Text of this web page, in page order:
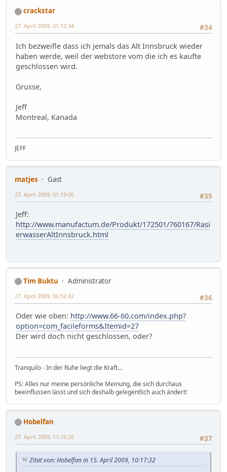
crackstar
#34
27. April 2009, 01:12:34
Ich bezweifle dass ich jemals das Alt Innsbruck wieder
haben werde, weil der webstore vom die ich es kaufte
geschlossen wird.
Grusse,
Jeff
Montreal, Kanada
JEFF
matjes
Gast
#35
27. April 2009, 01:19:06
Jeff:
http://www.manufactum.de/Produkt/172501/760167/Rasi
erwasserAltInnsbruck.html
Tim Buktu
Administrator
#36
27. April 2009, 06:52:42
Oder wie oben: http://www.66-60.com/index.php?
option=com_facileforms&Itemid=27
Der wird doch nicht geschlossen, oder?
Tranquilo - In der Ruhe liegt die Kraft...
PS: Alles nur meine persönliche Meinung, die sich durchaus
beeinflussen lässt und sich deshalb gelegentlich auch ändert!
Hobelfan
#37
27. April 2009, 11:16:26
Zitat von: Hobelfan in 15. April 2009, 10:17:32